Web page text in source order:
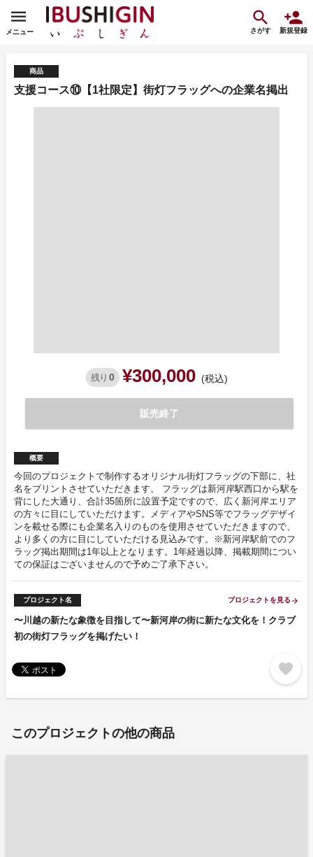
メニュー さがす 新規登録
商品
支援コース⑩【1社限定】街灯フラッグへの企業名掲出
残り 0 ¥300,000 (税込)
販売終了
概要
今回のプロジェクトで制作するオリジナル街灯フラッグの下部に、社
名をプリントさせていただきます。 フラッグは新河岸駅西口から駅を
背にした大通り、合計35箇所に設置予定ですので、広く新河岸エリア
の方々に目にしていただけます。メディアやSNS等でフラッグデザイ
ンを載せる際にも企業名入りのものを使用させていただきますので、
より多くの方に目にしていただける見込みです。※新河岸駅前でのフ
ラッグ掲出期間は1年以上となります。1年経過以降、掲載期間につい
ての保証はございませんので予めご了承下さい。
プロジェクト名 プロジェクトを見る arrow_forward
〜川越の新たな象徴を目指して〜新河岸の街に新たな文化を！クラブ
初の街灯フラッグを掲げたい！
favorite
このプロジェクトの他の商品